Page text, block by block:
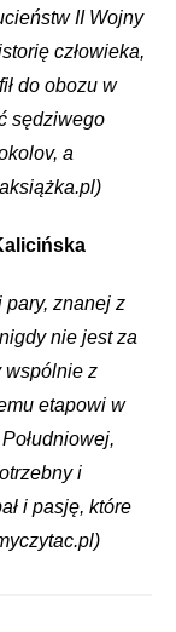
II Wojny
człowieka,
do obozu w
sędziwego
a
znanej z
nie jest za
wspólnie z
etapowi w
i
i pasję, które